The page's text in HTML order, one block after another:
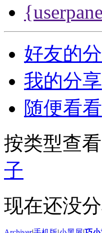
好友的
我的分享
随便看看
按类型查
子
现在还没